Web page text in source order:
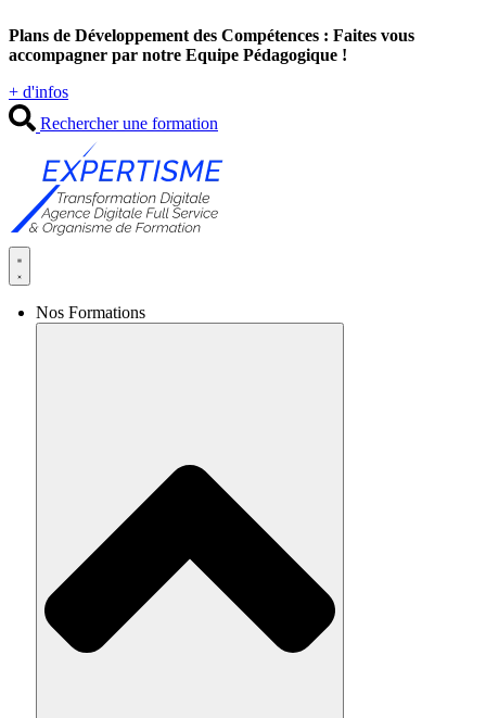
au
contenu
Plans de Développement des Compétences : Faites vous
accompagner par notre Equipe Pédagogique !
+ d'infos
Rechercher une formation
Nos Formations